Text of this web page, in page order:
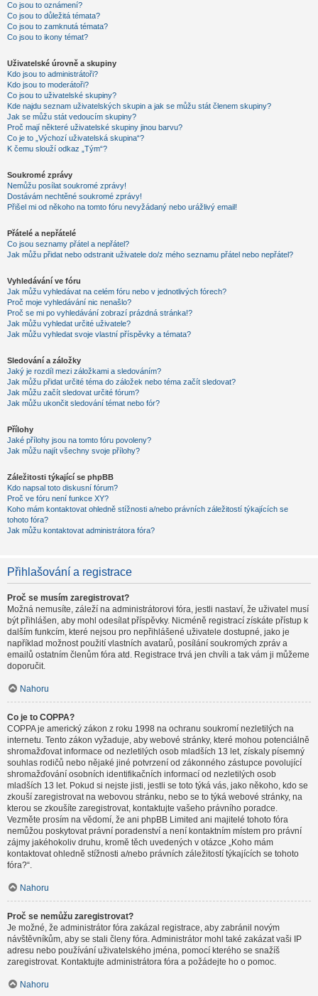
Co jsou to oznámení?
Co jsou to důležitá témata?
Co jsou to zamknutá témata?
Co jsou to ikony témat?
Uživatelské úrovně a skupiny
Kdo jsou to administrátoři?
Kdo jsou to moderátoři?
Co jsou to uživatelské skupiny?
Kde najdu seznam uživatelských skupin a jak se můžu stát členem skupiny?
Jak se můžu stát vedoucím skupiny?
Proč mají některé uživatelské skupiny jinou barvu?
Co je to „Výchozí uživatelská skupina“?
K čemu slouží odkaz „Tým“?
Soukromé zprávy
Nemůžu posílat soukromé zprávy!
Dostávám nechtěné soukromé zprávy!
Přišel mi od někoho na tomto fóru nevyžádaný nebo urážlivý email!
Přátelé a nepřátelé
Co jsou seznamy přátel a nepřátel?
Jak můžu přidat nebo odstranit uživatele do/z mého seznamu přátel nebo nepřátel?
Vyhledávání ve fóru
Jak můžu vyhledávat na celém fóru nebo v jednotlivých fórech?
Proč moje vyhledávání nic nenašlo?
Proč se mi po vyhledávání zobrazí prázdná stránka!?
Jak můžu vyhledat určité uživatele?
Jak můžu vyhledat svoje vlastní příspěvky a témata?
Sledování a záložky
Jaký je rozdíl mezi záložkami a sledováním?
Jak můžu přidat určité téma do záložek nebo téma začít sledovat?
Jak můžu začít sledovat určité fórum?
Jak můžu ukončit sledování témat nebo fór?
Přílohy
Jaké přílohy jsou na tomto fóru povoleny?
Jak můžu najít všechny svoje přílohy?
Záležitosti týkající se phpBB
Kdo napsal toto diskusní fórum?
Proč ve fóru není funkce XY?
Koho mám kontaktovat ohledně stížnosti a/nebo právních záležitostí týkajících se
tohoto fóra?
Jak můžu kontaktovat administrátora fóra?
Přihlašování a registrace
Proč se musím zaregistrovat?
Možná nemusíte, záleží na administrátorovi fóra, jestli nastaví, že uživatel musí
být přihlášen, aby mohl odesílat příspěvky. Nicméně registrací získáte přístup k
dalším funkcím, které nejsou pro nepřihlášené uživatele dostupné, jako je
například možnost použití vlastních avatarů, posílání soukromých zpráv a
emailů ostatním členům fóra atd. Registrace trvá jen chvíli a tak vám ji můžeme
doporučit.
Nahoru
Co je to COPPA?
COPPA je americký zákon z roku 1998 na ochranu soukromí nezletilých na
internetu. Tento zákon vyžaduje, aby webové stránky, které mohou potenciálně
shromažďovat informace od nezletilých osob mladších 13 let, získaly písemný
souhlas rodičů nebo nějaké jiné potvrzení od zákonného zástupce povolující
shromažďování osobních identifikačních informací od nezletilých osob
mladších 13 let. Pokud si nejste jisti, jestli se toto týká vás, jako někoho, kdo se
zkouší zaregistrovat na webovou stránku, nebo se to týká webové stránky, na
kterou se zkoušíte zaregistrovat, kontaktujte vašeho právního poradce.
Vezměte prosím na vědomí, že ani phpBB Limited ani majitelé tohoto fóra
nemůžou poskytovat právní poradenství a není kontaktním místem pro právní
zájmy jakéhokoliv druhu, kromě těch uvedených v otázce „Koho mám
kontaktovat ohledně stížnosti a/nebo právních záležitostí týkajících se tohoto
fóra?“.
Nahoru
Proč se nemůžu zaregistrovat?
Je možné, že administrátor fóra zakázal registrace, aby zabránil novým
návštěvníkům, aby se stali členy fóra. Administrátor mohl také zakázat vaši IP
adresu nebo používání uživatelského jména, pomocí kterého se snažíš
zaregistrovat. Kontaktujte administrátora fóra a požádejte ho o pomoc.
Nahoru